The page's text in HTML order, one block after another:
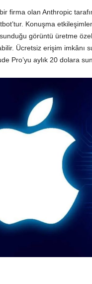
firma olan Anthropic
Konuşma
görüntü üretme
Ücretsiz erişim
Pro’yu aylık 20 dolara